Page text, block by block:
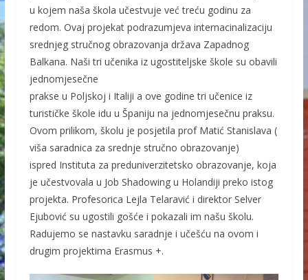
u kojem naša škola učestvuje već treću godinu za
redom. Ovaj projekat podrazumjeva internacinalizaciju
srednjeg stručnog obrazovanja država Zapadnog
Balkana. Naši tri učenika iz ugostiteljske škole su obavili
jednomjesečne
prakse u Poljskoj i Italiji a ove godine tri učenice iz
turističke škole idu u Španiju na jednomjesečnu praksu.
Ovom prilikom, školu je posjetila prof Matić Stanislava (
viša saradnica za srednje stručno obrazovanje)
ispred Instituta za preduniverzitetsko obrazovanje, koja
je učestvovala u Job Shadowing u Holandiji preko istog
projekta. Profesorica Lejla Telaravić i direktor Selver
Ejubović su ugostili gošće i pokazali im našu školu.
Radujemo se nastavku saradnje i učešću na ovom i
drugim projektima Erasmus +.